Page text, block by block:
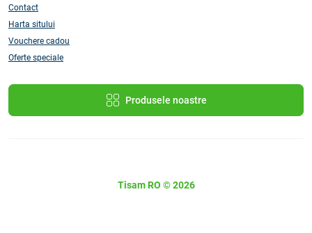
Contact
Harta sitului
Vouchere cadou
Oferte speciale
Produsele noastre
Tisam RO © 2026